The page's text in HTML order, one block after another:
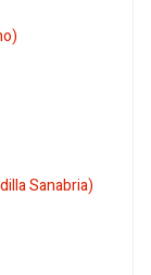
Sanabria)